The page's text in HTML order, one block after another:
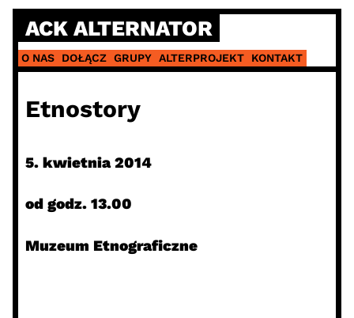
Skip
content
ACK ALTERNATOR
O NAS DOŁĄCZ GRUPY ALTERPROJEKT KONTAKT
Etnostory
5. kwietnia 2014
od godz. 13.00
Muzeum Etnograficzne